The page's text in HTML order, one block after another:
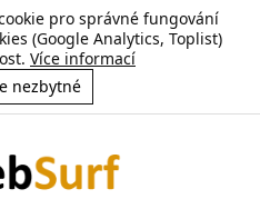
pro správné fungování
(Google Analytics, Toplist)
Více informací
nezbytné